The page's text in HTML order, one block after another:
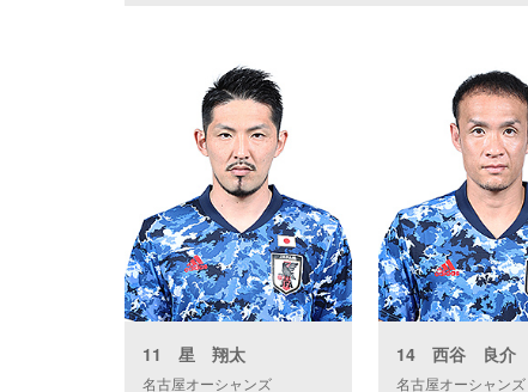
11 星 翔太
名古屋オーシャンズ
14 西谷 良介
名古屋オーシャンズ